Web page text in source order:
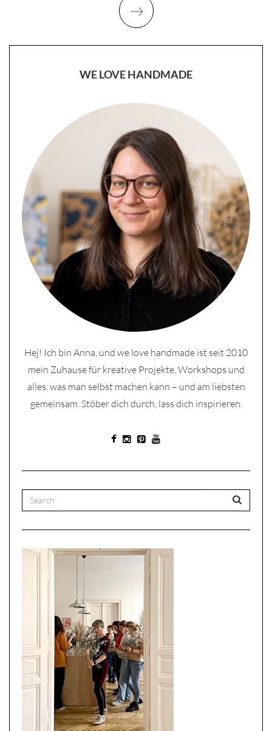
WE LOVE HANDMADE
Hej! Ich bin Anna, und we love handmade ist seit 2010
mein Zuhause für kreative Projekte, Workshops und
alles, was man selbst machen kann – und am liebsten
gemeinsam. Stöber dich durch, lass dich inspirieren.